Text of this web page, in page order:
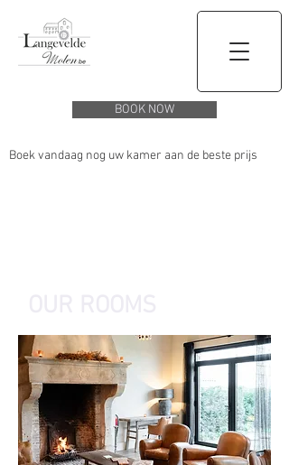
Boek vandaag nog uw kamer aan de beste prijs
BOOK NOW